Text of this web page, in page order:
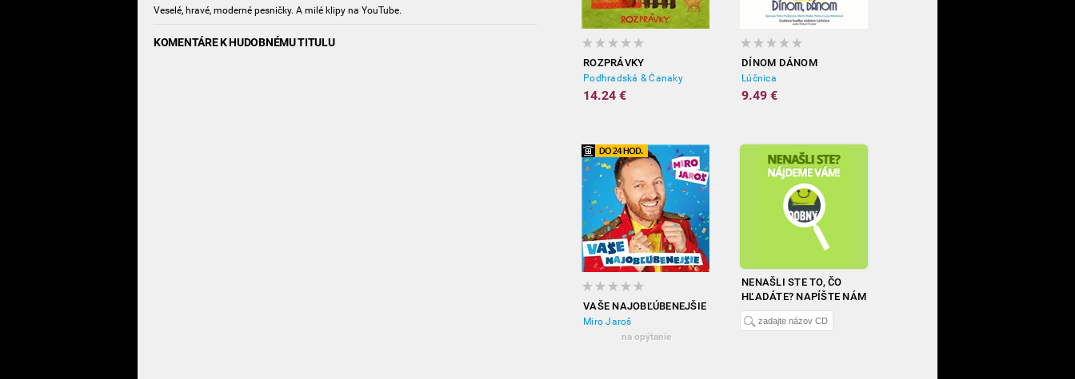
Veselé, hravé, moderné pesničky. A milé klipy na YouTube.
KOMENTÁRE K HUDOBNÉMU TITULU
ROZPRÁVKY
Podhradská & Čanaky
14.24 €
DÍNOM DÁNOM
Lúčnica
9.49 €
VAŠE NAJOBĽÚBENEJŠIE
Miro Jaroš
na opýtanie
NENAŠLI STE TO, ČO
HĽADÁTE? NAPÍŠTE NÁM